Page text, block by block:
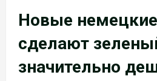
Новые немецкие
сделают
значительно